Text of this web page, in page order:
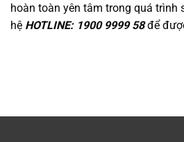
hoàn toàn yên tâm trong quá trình
hệ HOTLINE: 1900 9999 58để